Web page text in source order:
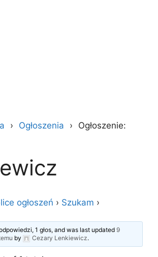
Ogłoszenia
Ogłoszenie:
ogłoszeń › Szukam ›
1 głos, and was last updated9
by Cezary Lenkiewicz.